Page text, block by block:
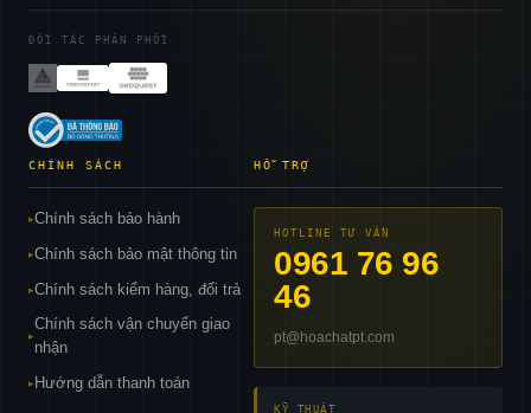
ĐỐI TÁC PHÂN PHỐI
CHÍNH SÁCH
▸Chính sách bảo hành
▸Chính sách bảo mật thông tin
▸Chính sách kiểm hàng, đổi trả
▸
Chính sách vận chuyển giao
nhận
▸ Hướng dẫn thanh toán
HỖ TRỢ
HOTLINE TƯ VẤN
0961 76 96
46
pt@hoachatpt.com
KỸ THUẬT